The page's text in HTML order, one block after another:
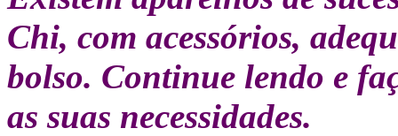
Chi, com acessórios,
bolso. Continue lendo e
as suas necessidades.